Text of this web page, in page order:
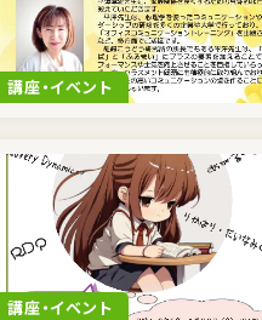
講座・イベント
講座・イベント